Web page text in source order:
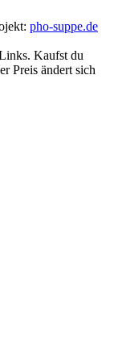
pho-suppe.de
Kaufst du
Preis ändert sich